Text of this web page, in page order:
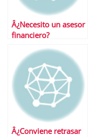
Â¿Necesito un asesor
financiero?
Â¿Conviene retrasar